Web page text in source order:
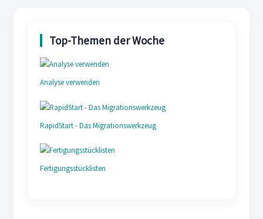
Analyse verwenden
RapidStart - Das Migrationswerkzeug
Fertigungsstücklisten